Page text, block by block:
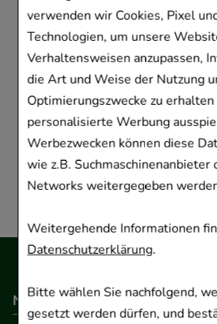
verwenden wir Cookies, Pixel
Technologien, um unsere
Verhaltensweisen anzupassen,
die Art und Weise der Nutzung
Optimierungszwecke zu erhalten
personalisierte Werbung
Werbezwecken können diese
wie z.B. Suchmaschinenanbieter
Networks weitergegeben
Weitergehende Informationen
Datenschutzerklärung.
Bitte wählen Sie nachfolgend,
gesetzt werden dürfen, und
Sofort lieferbar
Navigation